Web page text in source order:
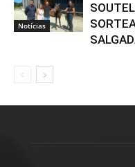
Notícias